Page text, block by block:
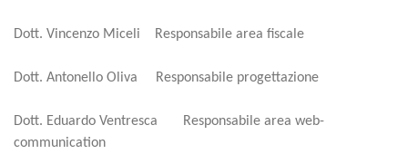
Dott. Vincenzo Miceli Responsabile area fiscale
Dott. Antonello Oliva Responsabile progettazione
Dott. Eduardo Ventresca Responsabile area web-
communication